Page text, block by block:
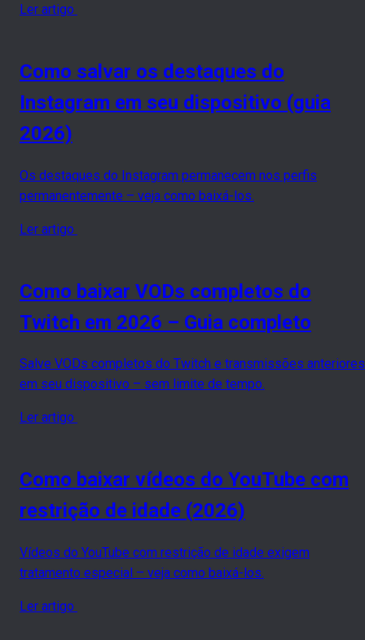
Ler artigo
Como salvar os destaques do
Instagram em seu dispositivo (guia
2026)
Os destaques do Instagram permanecem nos perfis
permanentemente – veja como baixá-los.
Ler artigo
Como baixar VODs completos do
Twitch em 2026 – Guia completo
Salve VODs completos do Twitch e transmissões anteriores
em seu dispositivo – sem limite de tempo.
Ler artigo
Como baixar vídeos do YouTube com
restrição de idade (2026)
Vídeos do YouTube com restrição de idade exigem
tratamento especial – veja como baixá-los.
Ler artigo